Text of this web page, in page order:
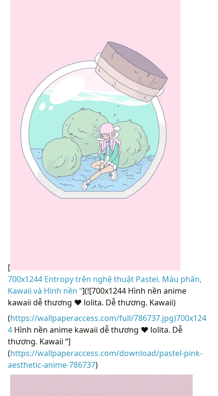
[
700x1244 Entropy trên nghệ thuật Pastel. Màu phấn,
Kawaii và Hình nền “](![700x1244 Hình nền anime
kawaii dễ thương ♥ lolita. Dễ thương. Kawaii)
(https://wallpaperaccess.com/full/786737.jpg)700x124
4 Hình nền anime kawaii dễ thương ♥ lolita. Dễ
thương. Kawaii “]
(https://wallpaperaccess.com/download/pastel-pink-
aesthetic-anime-786737)